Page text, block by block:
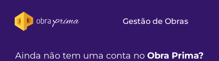
Gestão de Obras
Ainda não tem uma conta no Obra Prima?